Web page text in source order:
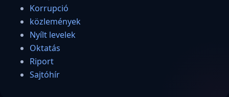
Korrupció
közlemények
Nyílt levelek
Oktatás
Riport
Sajtóhír